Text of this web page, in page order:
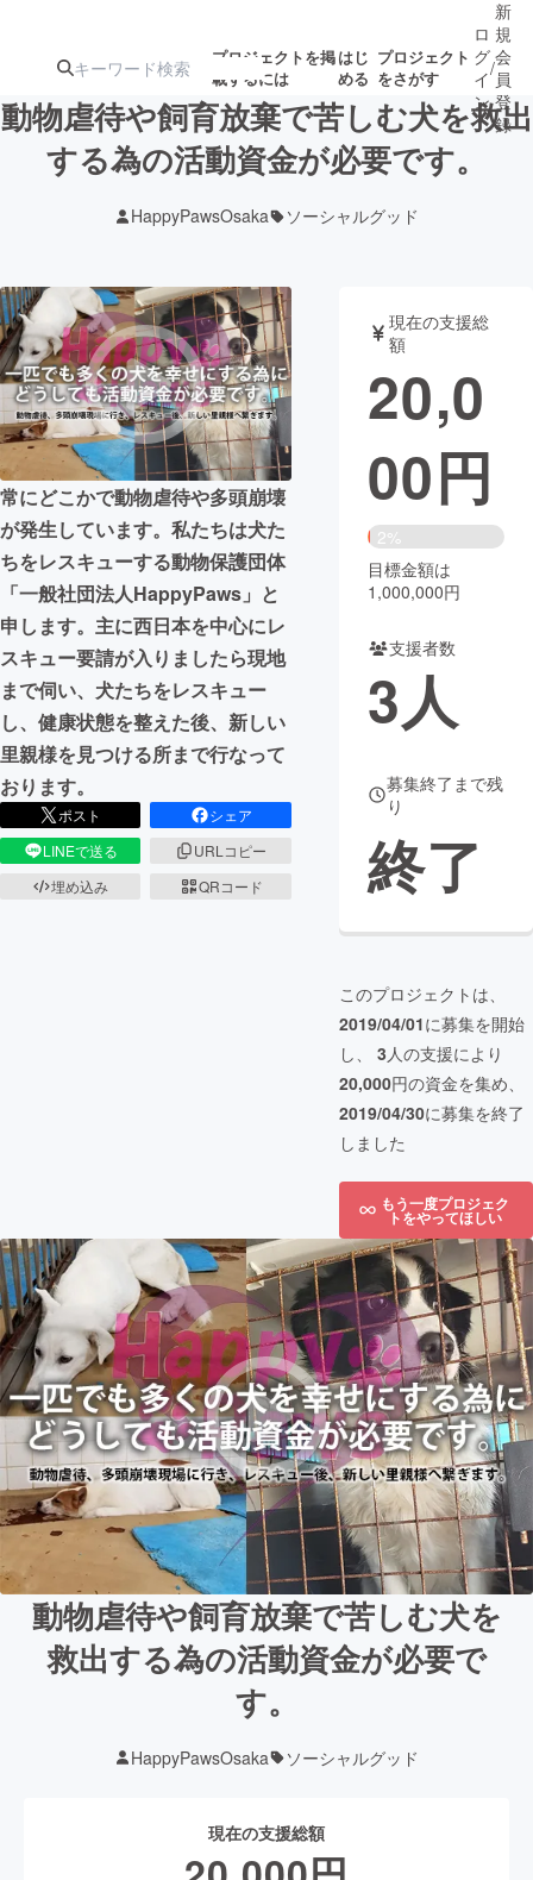
プロジェクトを掲
載するには
はじ
める
プロジェクト
をさがす
ターン
ジェクト
ロジェクト
アート・写真 音楽
テクノロジー・ガジェット ゲーム・
映像・映画 書籍・雑誌
ビジネス・起業 チャレンジ
まちづくり・地域活性化
CAMPFIRE for Social Good
CAMPFIRE Creation
CAMPFIREふるさと納税
コミュニティ
ロ
グ
イ
ン
/
新
規
会
員
登
録
動物虐待や飼育放棄で苦しむ犬を救出
する為の活動資金が必要です。
HappyPawsOsaka ソーシャルグッド
常にどこかで動物虐待や多頭崩壊
が発生しています。私たちは犬た
ちをレスキューする動物保護団体
「一般社団法人HappyPaws」と
申します。主に西日本を中心にレ
スキュー要請が入りましたら現地
まで伺い、犬たちをレスキュー
し、健康状態を整えた後、新しい
里親様を見つける所まで行なって
おります。
ポスト
シェア
LINEで送る
URLコピー
埋め込み
QRコード
現在の支援総
額
20,0
00円
2%
目標金額は
1,000,000円
支援者数
3人
募集終了まで残
り
終了
このプロジェクトは、
2019/04/01に募集を開始
し、 3人の支援により
20,000円の資金を集め、
2019/04/30に募集を終了
しました
もう一度プロジェク
トをやってほしい
動物虐待や飼育放棄で苦しむ犬を
救出する為の活動資金が必要で
す。
HappyPawsOsaka ソーシャルグッド
現在の支援総額